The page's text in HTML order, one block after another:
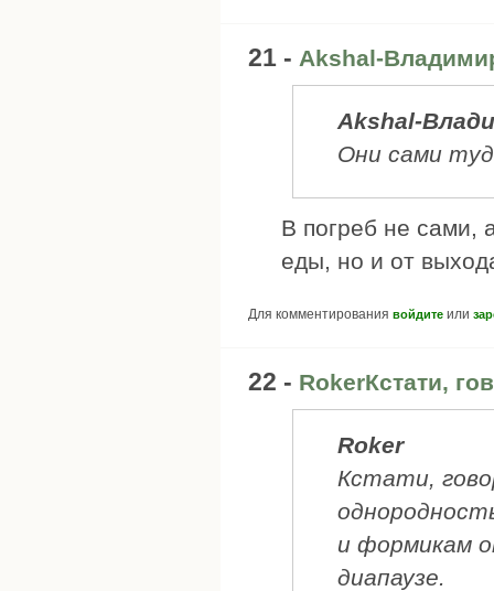
21 - Akshal-
Akshal-
Они сами
В погреб не сами,
еды, но и от
Для комментирования войдите или
22 - RokerКстати,
Roker
Кстати,
и формикам
диапаузе.